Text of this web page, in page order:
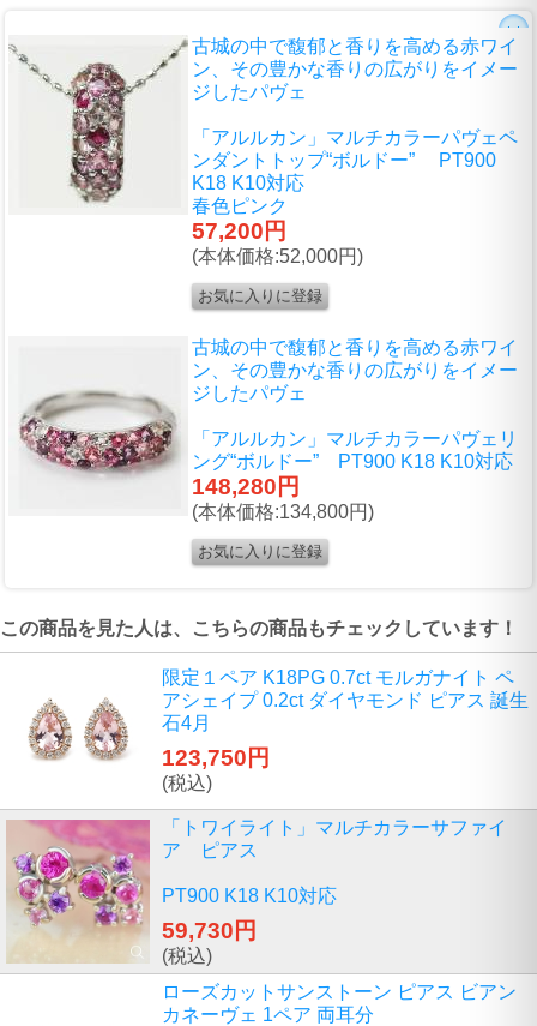
古城の中で馥郁と香りを高める赤ワイ
ン、その豊かな香りの広がりをイメー
ジしたパヴェ
「アルルカン」マルチカラーパヴェペ
ンダントトップ“ボルドー” PT900
K18 K10対応
春色ピンク
57,200円
(本体価格:52,000円)
古城の中で馥郁と香りを高める赤ワイ
ン、その豊かな香りの広がりをイメー
ジしたパヴェ
「アルルカン」マルチカラーパヴェリ
ング“ボルドー” PT900 K18 K10対応
148,280円
(本体価格:134,800円)
この商品を見た人は、こちらの商品もチェックしています！
限定１ペア K18PG 0.7ct モルガナイト ペ
アシェイプ 0.2ct ダイヤモンド ピアス 誕生
石4月
123,750円
(税込)
「トワイライト」マルチカラーサファイ
ア ピアス
PT900 K18 K10対応
59,730円
(税込)
ローズカットサンストーン ピアス ビアン
カネーヴェ 1ペア 両耳分